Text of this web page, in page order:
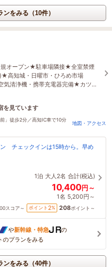
をみる（10件）
オープン★駐車場隣接★全室禁煙
高知城・日曜市・ひろめ市場
気清浄機・携帯充電器完備★カツオ
数種類から選べる和洋朝食が自慢★
を見ています
約されました
」徒歩2分／高知IC車で10分
地図・アクセス
ン チェックインは15時から。早め
1泊 大人2名 合計(税込)
10,400円～
1名 5,200円～
スコア～ ポイント 2% 208ポイント～
や新幹線・特急
の
のプランをみる
をみる（40件）